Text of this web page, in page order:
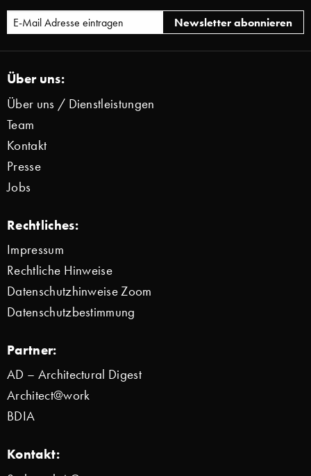
Über uns:
Über uns / Dienstleistungen
Team
Kontakt
Presse
Jobs
Rechtliches:
Impressum
Rechtliche Hinweise
Datenschutzhinweise Zoom
Datenschutzbestimmung
Partner:
AD – Architectural Digest
Architect@work
BDIA
Kontakt: